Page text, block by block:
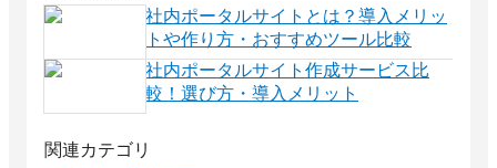
社内ポータルサイトとは？導入メリッ
トや作り方・おすすめツール比較
社内ポータルサイト作成サービス比
較！選び方・導入メリット
関連カテゴリ